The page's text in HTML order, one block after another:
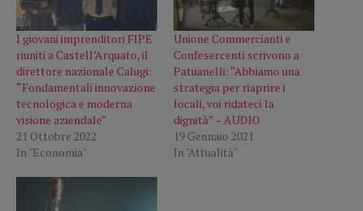
I giovani imprenditori FIPE
riuniti a Castell’Arquato, il
direttore nazionale Calugi:
“Fondamentali innovazione
tecnologica e moderna
visione aziendale”
21 Ottobre 2022
In "Economia"
Unione Commercianti e
Confesercenti scrivono a
Patuanelli: “Abbiamo una
strategia per riaprire i
locali, voi ridateci la
dignità” – AUDIO
19 Gennaio 2021
In "Attualità"